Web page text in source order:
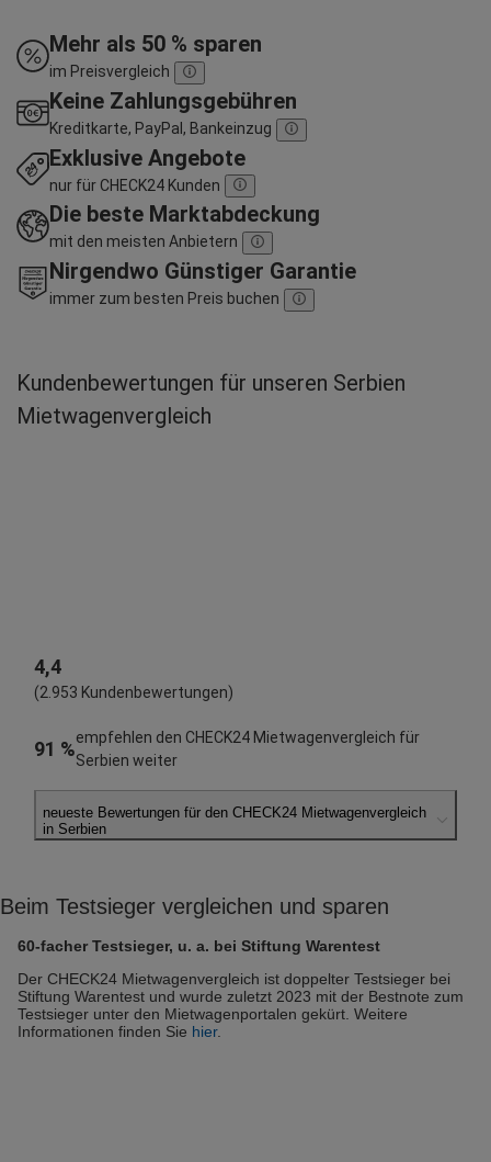
Mehr als 50 % sparen
im Preisvergleich
Keine Zahlungsgebühren
Kreditkarte, PayPal, Bankeinzug
Exklusive Angebote
nur für CHECK24 Kunden
Die beste Marktabdeckung
mit den meisten Anbietern
Nirgendwo Günstiger Garantie
immer zum besten Preis buchen
Kundenbewertungen für unseren Serbien
Mietwagenvergleich
4,4
(2.953 Kundenbewertungen)
91 %
empfehlen den CHECK24 Mietwagenvergleich für
Serbien weiter
neueste Bewertungen für den CHECK24 Mietwagenvergleich
in Serbien
Abholort: Belgrad
Zoran R.
abgegeben am 05.08.2026
Abholort: Belgrad Flughafen
Beim Testsieger vergleichen und sparen
60-facher Testsieger, u. a. bei Stiftung Warentest
Der CHECK24 Mietwagenvergleich ist doppelter Testsieger bei
Stiftung Warentest und wurde zuletzt 2023 mit der Bestnote zum
Testsieger unter den Mietwagenportalen gekürt. Weitere
Informationen finden Sie hier.